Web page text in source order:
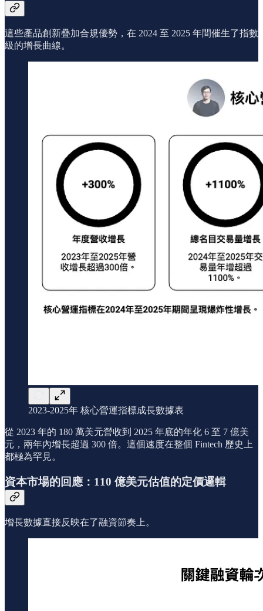
這些產品創新疊加合規優勢，在 2024 至 2025 年間催生了指數
級的增長曲線。
2023-2025年 核心營運指標成長數據表
從 2023 年的 180 萬美元營收到 2025 年底的年化 6 至 7 億美
元，兩年內增長超過 300 倍。這個速度在整個 Fintech 歷史上
都極為罕見。
資本市場的回應：110 億美元估值的定價邏輯
增長數據直接反映在了融資節奏上。